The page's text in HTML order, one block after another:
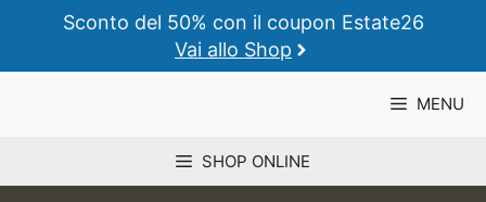
contenuto
Sconto del 50% con il coupon Estate26
Vai allo Shop
MENU
SHOP ONLINE